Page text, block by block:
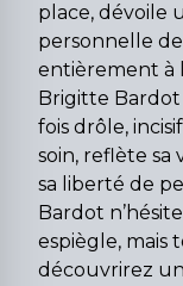
place, dévoile
personnelle
entièrement à
Brigitte Bardot
fois drôle,
soin, reflète sa
sa liberté de
Bardot
espiègle, mais
découvrirez